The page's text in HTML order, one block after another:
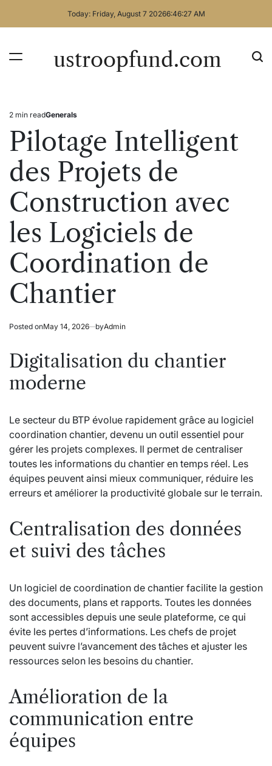
Today: Friday, August 7 20266:46:28 AM
ustroopfund.com
Estimated
read
time
2 min readPosted
Generals
Pilotage Intelligent
des Projets de
Construction avec
les Logiciels de
Coordination de
Chantier
Posted onMay 14, 2026 byAdmin
Digitalisation du chantier
moderne
Le secteur du BTP évolue rapidement grâce au logiciel
coordination chantier, devenu un outil essentiel pour
gérer les projets complexes. Il permet de centraliser
toutes les informations du chantier en temps réel. Les
équipes peuvent ainsi mieux communiquer, réduire les
erreurs et améliorer la productivité globale sur le terrain.
Centralisation des données
et suivi des tâches
Un logiciel de coordination de chantier facilite la gestion
des documents, plans et rapports. Toutes les données
sont accessibles depuis une seule plateforme, ce qui
évite les pertes d’informations. Les chefs de projet
peuvent suivre l’avancement des tâches et ajuster les
ressources selon les besoins du chantier.
Amélioration de la
communication entre
équipes